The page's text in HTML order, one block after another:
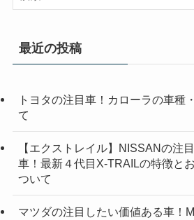
最近の投稿
トヨタの注目車！カローラの車種
て
【エクストレイル】NISSANの注
車！最新４代目X-TRAILの特徴と
ついて
マツダの注目したい価値ある車！